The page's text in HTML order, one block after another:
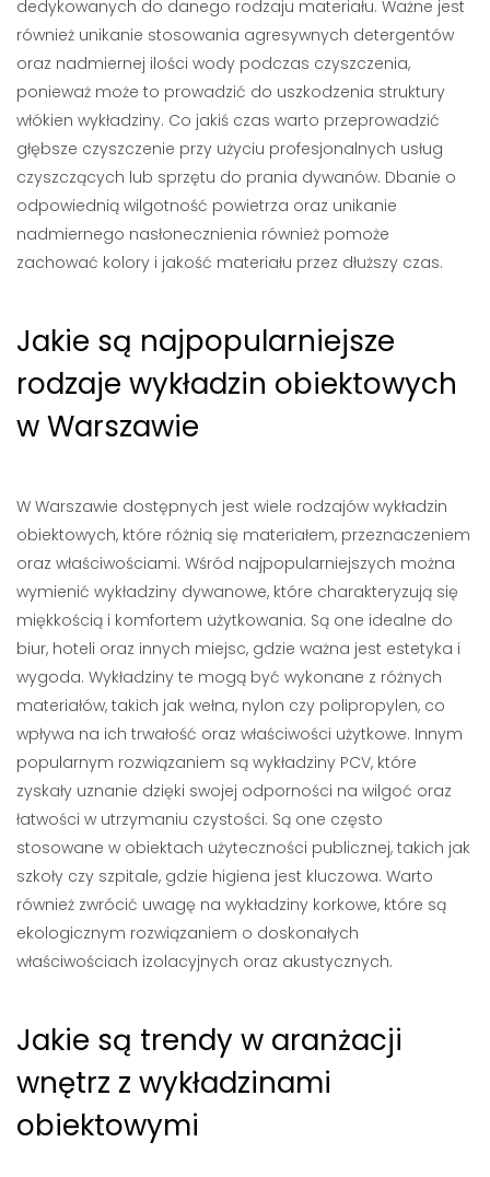
dedykowanych do danego rodzaju materiału. Ważne jest
również unikanie stosowania agresywnych detergentów
oraz nadmiernej ilości wody podczas czyszczenia,
ponieważ może to prowadzić do uszkodzenia struktury
włókien wykładziny. Co jakiś czas warto przeprowadzić
głębsze czyszczenie przy użyciu profesjonalnych usług
czyszczących lub sprzętu do prania dywanów. Dbanie o
odpowiednią wilgotność powietrza oraz unikanie
nadmiernego nasłonecznienia również pomoże
zachować kolory i jakość materiału przez dłuższy czas.
Jakie są najpopularniejsze
rodzaje wykładzin obiektowych
w Warszawie
W Warszawie dostępnych jest wiele rodzajów wykładzin
obiektowych, które różnią się materiałem, przeznaczeniem
oraz właściwościami. Wśród najpopularniejszych można
wymienić wykładziny dywanowe, które charakteryzują się
miękkością i komfortem użytkowania. Są one idealne do
biur, hoteli oraz innych miejsc, gdzie ważna jest estetyka i
wygoda. Wykładziny te mogą być wykonane z różnych
materiałów, takich jak wełna, nylon czy polipropylen, co
wpływa na ich trwałość oraz właściwości użytkowe. Innym
popularnym rozwiązaniem są wykładziny PCV, które
zyskały uznanie dzięki swojej odporności na wilgoć oraz
łatwości w utrzymaniu czystości. Są one często
stosowane w obiektach użyteczności publicznej, takich jak
szkoły czy szpitale, gdzie higiena jest kluczowa. Warto
również zwrócić uwagę na wykładziny korkowe, które są
ekologicznym rozwiązaniem o doskonałych
właściwościach izolacyjnych oraz akustycznych.
Jakie są trendy w aranżacji
wnętrz z wykładzinami
obiektowymi